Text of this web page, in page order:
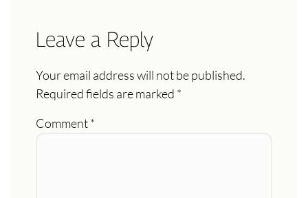
Leave a Reply
Your email address will not be published.
Required fields are marked *
Comment*